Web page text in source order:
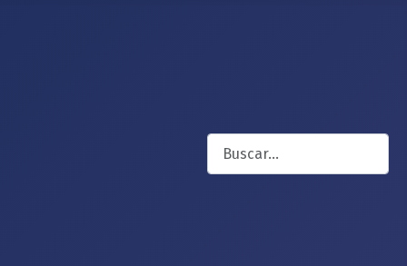
Buscar